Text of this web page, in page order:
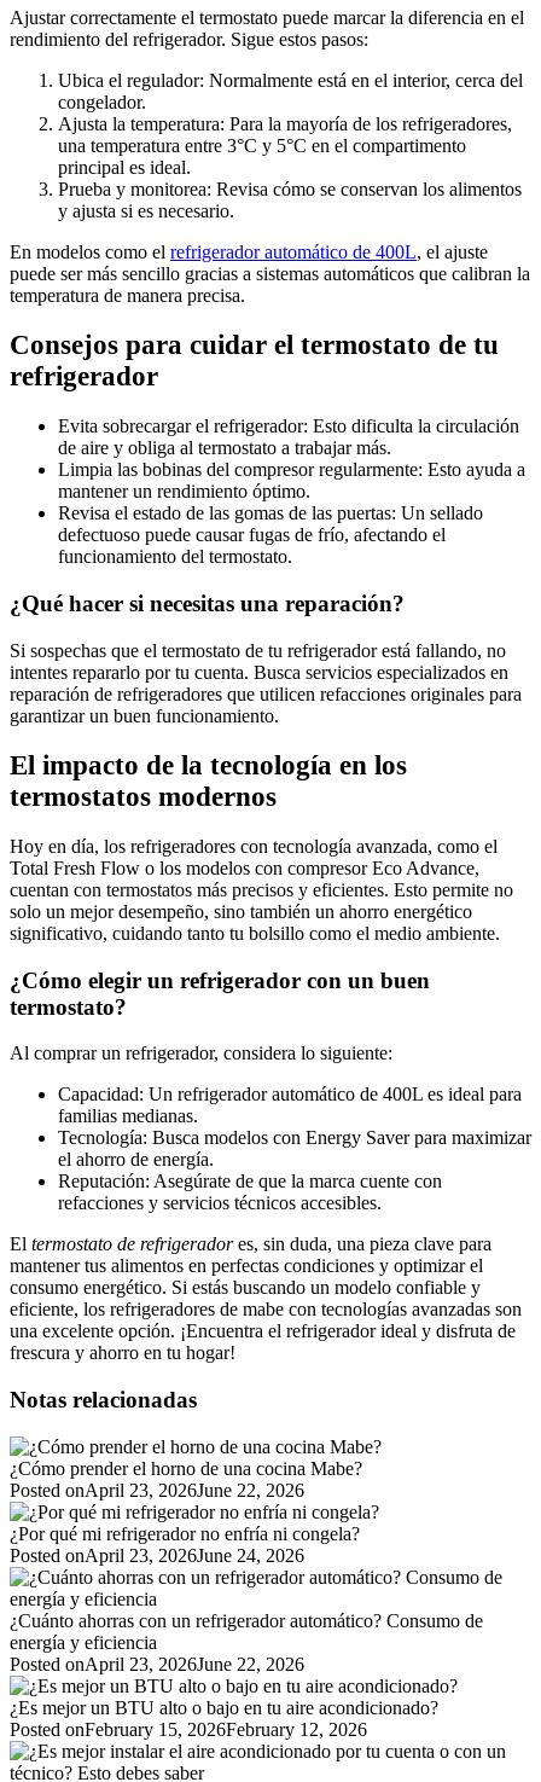
Ajustar correctamente el termostato puede marcar la diferencia en el
rendimiento del refrigerador. Sigue estos pasos:
Ubica el regulador: Normalmente está en el interior, cerca del
congelador.
Ajusta la temperatura: Para la mayoría de los refrigeradores,
una temperatura entre 3°C y 5°C en el compartimento
principal es ideal.
Prueba y monitorea: Revisa cómo se conservan los alimentos
y ajusta si es necesario.
En modelos como el refrigerador automático de 400L, el ajuste
puede ser más sencillo gracias a sistemas automáticos que calibran la
temperatura de manera precisa.
Consejos para cuidar el termostato de tu
refrigerador
Evita sobrecargar el refrigerador: Esto dificulta la circulación
de aire y obliga al termostato a trabajar más.
Limpia las bobinas del compresor regularmente: Esto ayuda a
mantener un rendimiento óptimo.
Revisa el estado de las gomas de las puertas: Un sellado
defectuoso puede causar fugas de frío, afectando el
funcionamiento del termostato.
¿Qué hacer si necesitas una reparación?
Si sospechas que el termostato de tu refrigerador está fallando, no
intentes repararlo por tu cuenta. Busca servicios especializados en
reparación de refrigeradores que utilicen refacciones originales para
garantizar un buen funcionamiento.
El impacto de la tecnología en los
termostatos modernos
Hoy en día, los refrigeradores con tecnología avanzada, como el
Total Fresh Flow o los modelos con compresor Eco Advance,
cuentan con termostatos más precisos y eficientes. Esto permite no
solo un mejor desempeño, sino también un ahorro energético
significativo, cuidando tanto tu bolsillo como el medio ambiente.
¿Cómo elegir un refrigerador con un buen
termostato?
Al comprar un refrigerador, considera lo siguiente:
Capacidad: Un refrigerador automático de 400L es ideal para
familias medianas.
Tecnología: Busca modelos con Energy Saver para maximizar
el ahorro de energía.
Reputación: Asegúrate de que la marca cuente con
refacciones y servicios técnicos accesibles.
El termostato de refrigeradores, sin duda, una pieza clave para
mantener tus alimentos en perfectas condiciones y optimizar el
consumo energético. Si estás buscando un modelo confiable y
eficiente, los refrigeradores de mabe con tecnologías avanzadas son
una excelente opción. ¡Encuentra el refrigerador ideal y disfruta de
frescura y ahorro en tu hogar!
Notas relacionadas
¿Cómo prender el horno de una cocina Mabe?
Posted onApril 23, 2026June 22, 2026
¿Por qué mi refrigerador no enfría ni congela?
Posted onApril 23, 2026June 24, 2026
¿Cuánto ahorras con un refrigerador automático? Consumo de
energía y eficiencia
Posted onApril 23, 2026June 22, 2026
¿Es mejor un BTU alto o bajo en tu aire acondicionado?
Posted onFebruary 15, 2026February 12, 2026